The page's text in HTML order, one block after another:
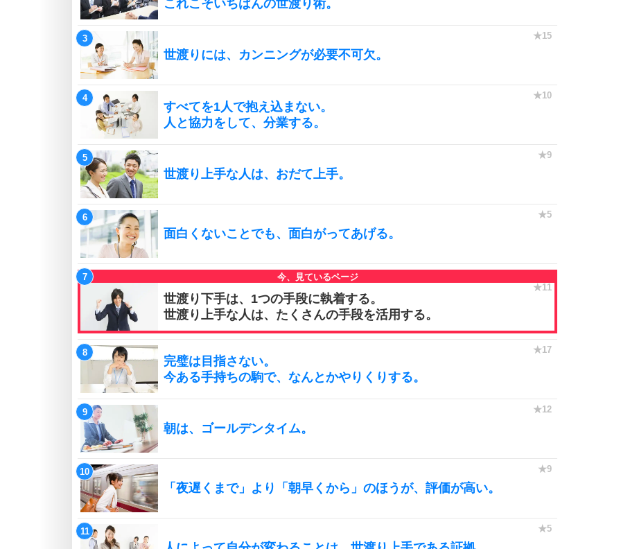
これこそいちばんの世渡り術。
世渡りには、カンニングが必要不可欠。
すべてを1人で抱え込まない。
人と協力をして、分業する。
世渡り上手な人は、おだて上手。
面白くないことでも、面白がってあげる。
世渡り下手は、1つの手段に執着する。
世渡り上手な人は、たくさんの手段を活用する。
完璧は目指さない。
今ある手持ちの駒で、なんとかやりくりする。
朝は、ゴールデンタイム。
「夜遅くまで」より「朝早くから」のほうが、評価が高い。